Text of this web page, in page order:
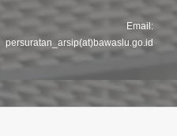
Email:
persuratan_arsip(at)bawaslu.go.id